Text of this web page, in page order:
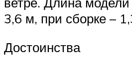
3,6 м, при сборке –
Достоинства